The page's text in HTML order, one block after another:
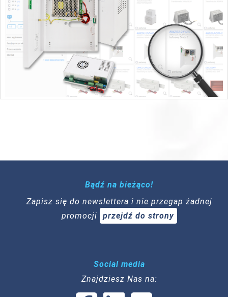
Bądź na bieżąco!
Zapisz się do newslettera i nie przegap żadnej
promocji
przejdź do strony
Social media
Znajdziesz Nas na: